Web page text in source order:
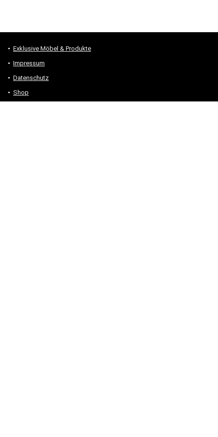
Exklusive Möbel & Produkte
Impressum
Datenschutz
Shop